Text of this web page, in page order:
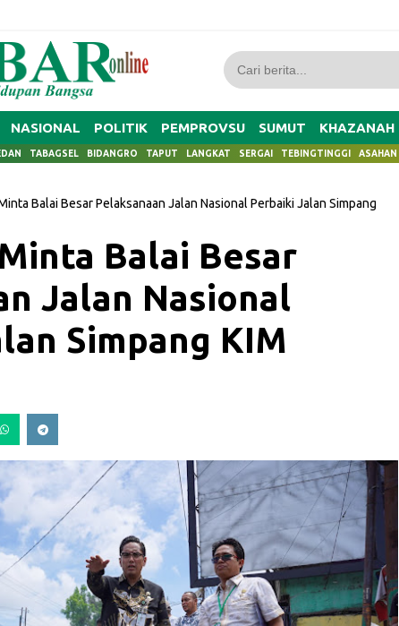
NASIONAL POLITIK PEMPROVSU SUMUT KHAZANAH
TABAGSEL BIDANGRO TAPUT LANGKAT SERGAI TEBINGTINGGI ASAHAN
Balai Besar Pelaksanaan Jalan Nasional Perbaiki Jalan Simpang
Balai Besar
Jalan Nasional
Simpang KIM